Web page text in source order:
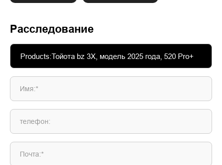
Расследование
Имя:*
телефон:
Почта:*